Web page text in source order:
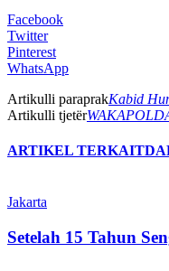
Facebook
Twitter
Pinterest
WhatsApp
Artikulli paraprakKabid
Artikulli tjetër
ARTIKEL TERKAIT
Jakarta
Setelah 15 Tahun